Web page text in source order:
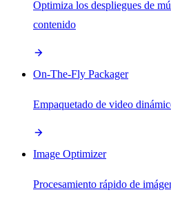
Optimiza los despliegues de
contenido
On-The-Fly Packager
Empaquetado de video
Image Optimizer
Procesamiento rápido de